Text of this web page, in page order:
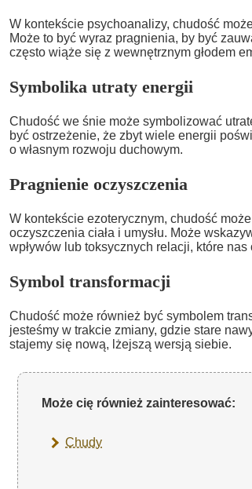
W kontekście psychoanalizy, chudość
Może to być wyraz pragnienia, by być
często wiąże się z wewnętrznym głodem
Symbolika utraty energii
Chudość we śnie może symbolizować
być ostrzeżenie, że zbyt wiele energii
o własnym rozwoju duchowym.
Pragnienie oczyszczenia
W kontekście ezoterycznym, chudość
oczyszczenia ciała i umysłu. Może
wpływów lub toksycznych relacji, które nas
Symbol transformacji
Chudość może również być symbolem
jesteśmy w trakcie zmiany, gdzie stare
stajemy się nową, lżejszą wersją siebie.
Może cię również zainteresować:
Chudy